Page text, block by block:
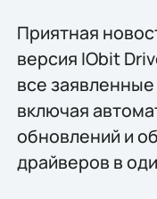
Приятная
версия IObit
все
включая
обновлений и
драйверов в